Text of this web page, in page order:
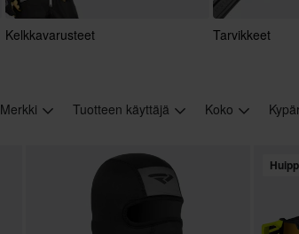
Kelkkavarusteet Tarvikkeet
Merkki Tuotteen käyttäjä Koko